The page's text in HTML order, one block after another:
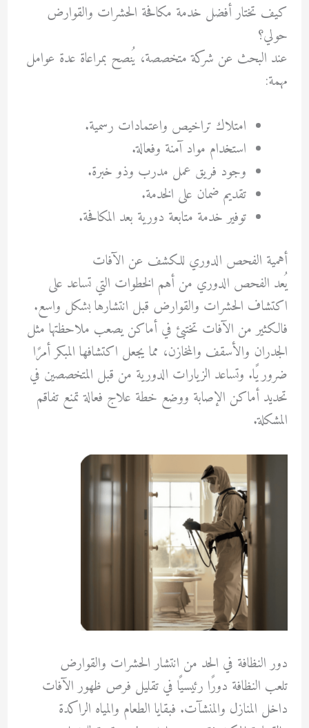
كيف تختار أفضل خدمة مكافحة الحشرات والقوارض
حولي؟
عند البحث عن شركة متخصصة، يُنصح بمراعاة عدة عوامل
مهمة:
امتلاك تراخيص واعتمادات رسمية.
استخدام مواد آمنة وفعالة.
وجود فريق عمل مدرب وذو خبرة.
تقديم ضمان على الخدمة.
توفير خدمة متابعة دورية بعد المكافحة.
أهمية الفحص الدوري للكشف عن الآفات
يُعد الفحص الدوري من أهم الخطوات التي تساعد على
اكتشاف الحشرات والقوارض قبل انتشارها بشكل واسع.
فالكثير من الآفات تختبئ في أماكن يصعب ملاحظتها مثل
الجدران والأسقف والمخازن، مما يجعل اكتشافها المبكر أمرًا
ضروريًا. وتساعد الزيارات الدورية من قبل المتخصصين في
تحديد أماكن الإصابة ووضع خطة علاج فعالة تمنع تفاقم
المشكلة.
دور النظافة في الحد من انتشار الحشرات والقوارض
تلعب النظافة دورًا رئيسيًا في تقليل فرص ظهور الآفات
داخل المنازل والمنشآت. فبقايا الطعام والمياه الراكدة